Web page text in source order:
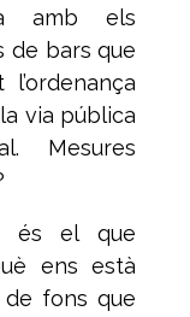
amb els
de bars que
via pública
Mesures
és el que
ens està
de fons que